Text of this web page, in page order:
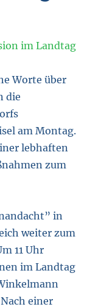
Worte über
die
am Montag.
lebhaften
zum
in
weiter zum
11 Uhr
im Landtag
einer